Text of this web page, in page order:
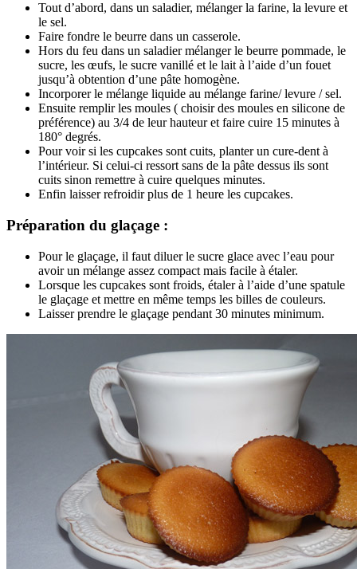
Tout d’abord, dans un saladier, mélanger la farine, la levure et
le sel.
Faire fondre le beurre dans un casserole.
Hors du feu dans un saladier mélanger le beurre pommade, le
sucre, les œufs, le sucre vanillé et le lait à l’aide d’un fouet
jusqu’à obtention d’une pâte homogène.
Incorporer le mélange liquide au mélange farine/ levure / sel.
Ensuite remplir les moules ( choisir des moules en silicone de
préférence) au 3/4 de leur hauteur et faire cuire 15 minutes à
180° degrés.
Pour voir si les cupcakes sont cuits, planter un cure-dent à
l’intérieur. Si celui-ci ressort sans de la pâte dessus ils sont
cuits sinon remettre à cuire quelques minutes.
Enfin laisser refroidir plus de 1 heure les cupcakes.
Préparation du glaçage :
Pour le glaçage, il faut diluer le sucre glace avec l’eau pour
avoir un mélange assez compact mais facile à étaler.
Lorsque les cupcakes sont froids, étaler à l’aide d’une spatule
le glaçage et mettre en même temps les billes de couleurs.
Laisser prendre le glaçage pendant 30 minutes minimum.